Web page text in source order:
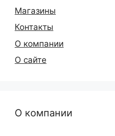
Магазины
Контакты
О компании
О сайте
О компании